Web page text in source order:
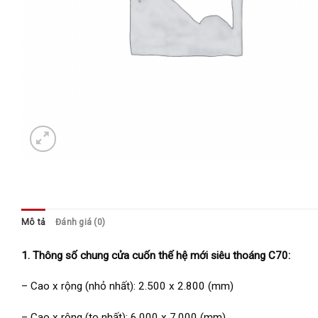
Mô tả Đánh giá (0)
1. Thông số chung cửa cuốn thế hệ mới siêu thoáng C70:
– Cao x rộng (nhỏ nhất): 2.500 x 2.800 (mm)